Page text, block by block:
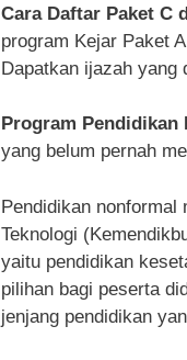
Cara Daftar Paket C
program Kejar Paket
Dapatkan ijazah yang
Program Pendidikan
yang belum pernah
Pendidikan nonformal
Teknologi
yaitu pendidikan
pilihan bagi peserta
jenjang pendidikan